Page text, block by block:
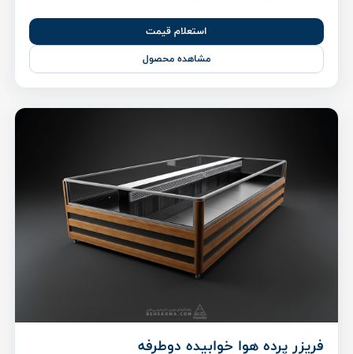
استعلام قیمت
مشاهده محصول
فریزر پرده هوا خوابیده دوطرفه